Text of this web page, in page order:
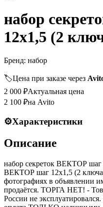
набор
12х1,5 (2
Бренд: набор
🏷️Цена при заказе через
2 000 ₽Актуальная цена
2 100 ₽на Avito
⚙️Характеристики
Описание
набор секреток ВЕКТОР шаг
ВЕКТОР шаг 12х1,5 (2
фотографиях в объявлении
продаётся. ТОРГА НЕТ! -
России не